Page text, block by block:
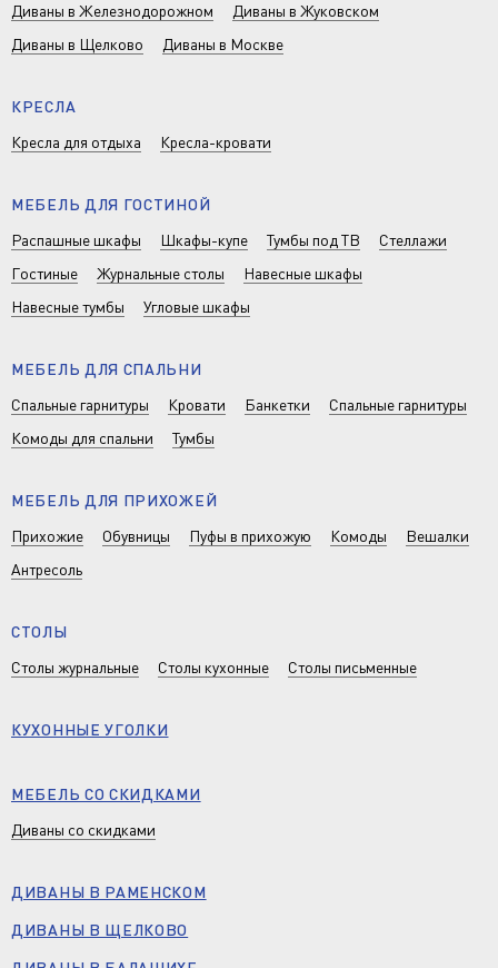
Диваны в Железнодорожном
Диваны в Жуковском
Диваны в Щелково
Диваны в Москве
КРЕСЛА
Кресла для отдыха
Кресла-кровати
МЕБЕЛЬ ДЛЯ ГОСТИНОЙ
Распашные шкафы
Шкафы-купе Тумбы под ТВ
Стеллажи
Гостиные
Журнальные столы
Навесные шкафы
Навесные тумбы
Угловые шкафы
МЕБЕЛЬ ДЛЯ СПАЛЬНИ
Спальные гарнитуры
Кровати Банкетки
Спальные гарнитуры
Комоды для спальни
Тумбы
МЕБЕЛЬ ДЛЯ ПРИХОЖЕЙ
Прихожие
Обувницы Пуфы в прихожую Комоды
Вешалки
Антресоль
СТОЛЫ
Столы журнальные
Столы кухонные Столы письменные
КУХОННЫЕ УГОЛКИ
МЕБЕЛЬ СО СКИДКАМИ
Диваны со скидками
ДИВАНЫ В РАМЕНСКОМ
ДИВАНЫ В ЩЕЛКОВО